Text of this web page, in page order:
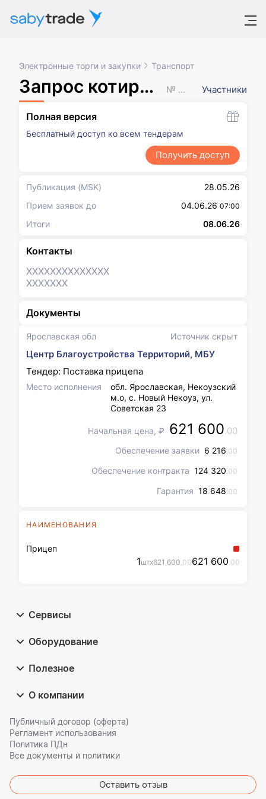
Электронные торги и закупки Транспорт
Запрос котировок в электронной форме № XXXXXXX Участники
Ярославская обл Источник скрыт
Центр Благоустройства Территорий, МБУ
Тендер: Поставка прицепа
Место исполнения
обл. Ярославская, Некоузский
м.о, с. Новый Некоуз, ул.
Советская 23
Начальная цена, ₽ 621 600.00
Обеспечение заявки 6 216.00
Обеспечение контракта 124 320.00
Гарантия 18 648.00
НАИМЕНОВАНИЯ
Прицеп
1штx621 600.00621 600.00
Полная версия
Бесплатный доступ ко всем тендерам
Получить доступ
Публикация (MSK)
28.05.26
Прием заявок до
04.06.26 07:00
Итоги 08.06.26
Контакты
XXXXXXXXXXXXXX
XXXXXXX
Документы
Сервисы
Оборудование
Полезное
О компании
Публичный договор (оферта)
Регламент использования
Политика ПДн
Все документы и политики
Оставить отзыв